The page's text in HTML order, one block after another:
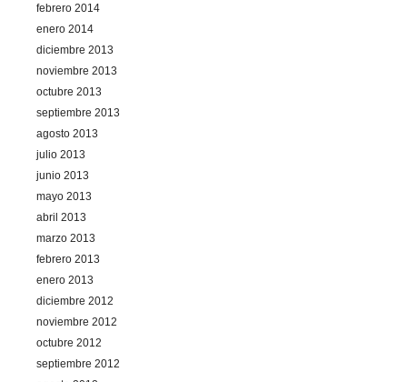
febrero 2014
enero 2014
diciembre 2013
noviembre 2013
octubre 2013
septiembre 2013
agosto 2013
julio 2013
junio 2013
mayo 2013
abril 2013
marzo 2013
febrero 2013
enero 2013
diciembre 2012
noviembre 2012
octubre 2012
septiembre 2012